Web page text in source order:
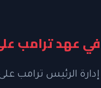
عهد ترامب
الرئيس ترامب